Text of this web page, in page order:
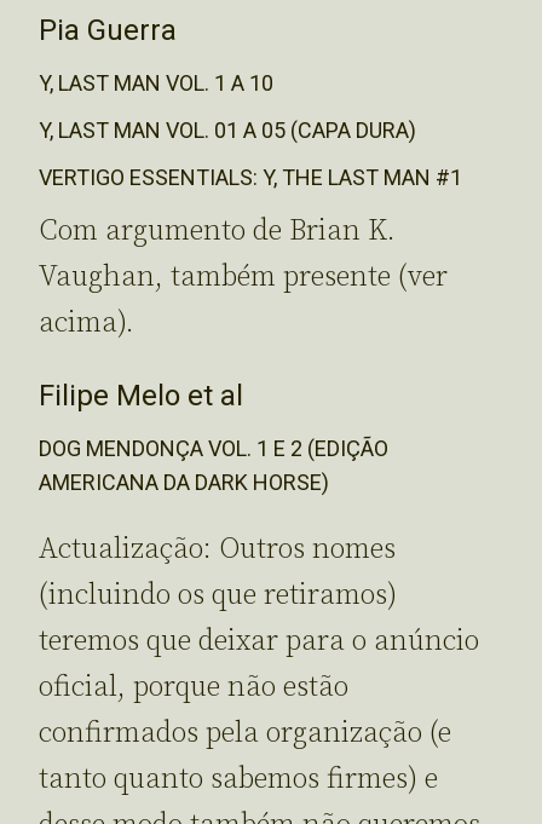
Pia Guerra
Y, LAST MAN VOL. 1 A 10
Y, LAST MAN VOL. 01 A 05 (CAPA DURA)
VERTIGO ESSENTIALS: Y, THE LAST MAN #1
Com argumento de Brian K.
Vaughan, também presente (ver
acima).
Filipe Melo et al
DOG MENDONÇA VOL. 1 E 2 (EDIÇÃO
AMERICANA DA DARK HORSE)
Actualização: Outros nomes
(incluindo os que retiramos)
teremos que deixar para o anúncio
oficial, porque não estão
confirmados pela organização (e
tanto quanto sabemos firmes) e